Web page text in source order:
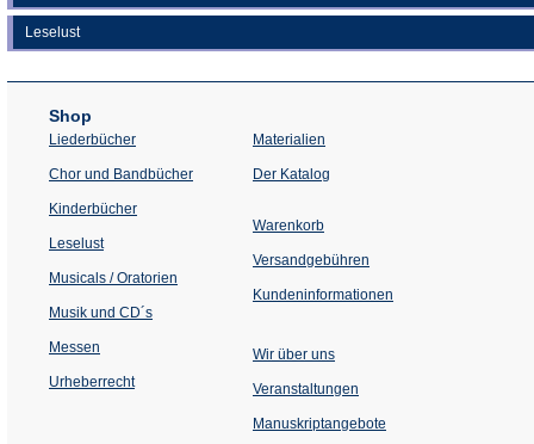
Leselust
Shop
Liederbücher
Chor und Bandbücher
Kinderbücher
Leselust
Musicals / Oratorien
Musik und CD´s
Messen
Urheberrecht
Materialien
Der Katalog
Warenkorb
Versandgebühren
Kundeninformationen
Wir über uns
Veranstaltungen
einem
Manuskriptangebote